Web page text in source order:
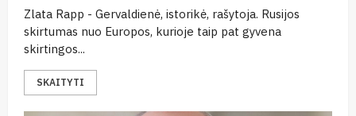
Zlata Rapp - Gervaldienė, istorikė, rašytoja. Rusijos
skirtumas nuo Europos, kurioje taip pat gyvena
skirtingos...
SKAITYTI